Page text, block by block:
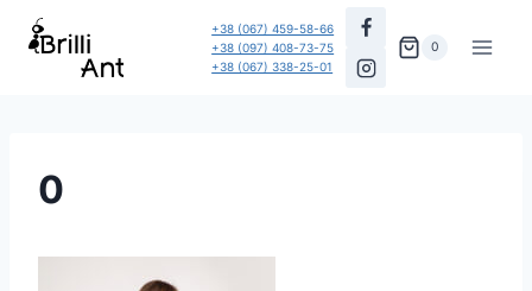
Перейти
+38 (067) 459-58-66
+38 (097) 408-73-75
+38 (067) 338-25-01
0
0